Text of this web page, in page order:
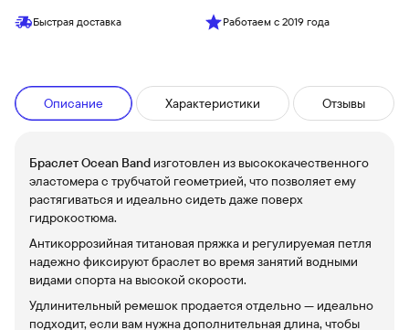
Быстрая доставка Работаем с 2019 года
Описание Характеристики Отзывы
Браслет Ocean Band изготовлен из высококачественного
эластомера с трубчатой ​​геометрией, что позволяет ему
растягиваться и идеально сидеть даже поверх
гидрокостюма.
Антикоррозийная титановая пряжка и регулируемая петля
надежно фиксируют браслет во время занятий водными
видами спорта на высокой скорости.
Удлинительный ремешок продается отдельно — идеально
подходит, если вам нужна дополнительная длина, чтобы